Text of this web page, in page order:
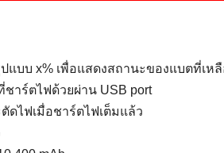
ปแบบ x% เพื่อแสดงสถานะของแบตที่
าร์ตไฟด้วยผ่าน USB port
ดไฟเมื่อชาร์ตไฟเต็มแล้ว